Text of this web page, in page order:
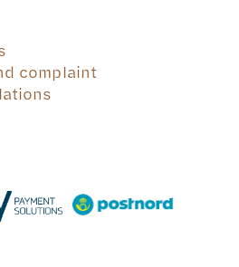
complaint